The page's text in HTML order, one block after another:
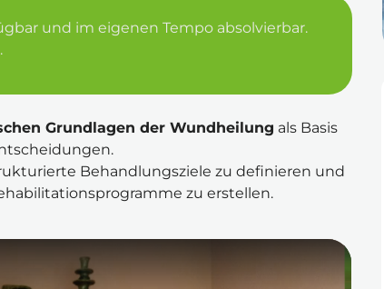
und im eigenen Tempo absolvierbar.
Grundlagen der Wundheilung als Basis
Behandlungsziele zu definieren und
zu erstellen.